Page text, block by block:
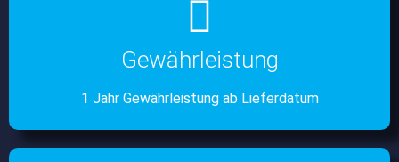
Gewährleistung
1 Jahr Gewährleistung ab Lieferdatum